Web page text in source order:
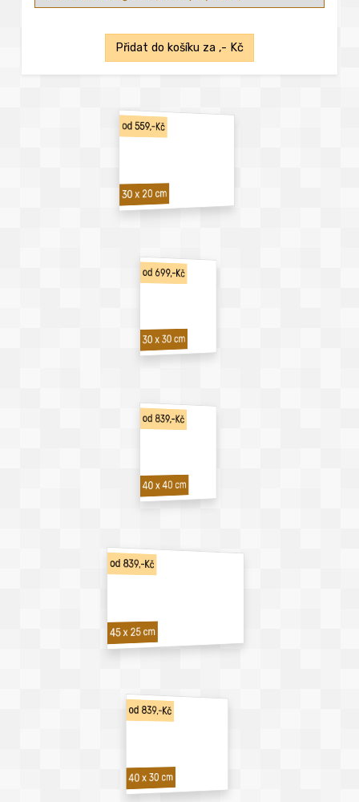
Přidat do košíku za ,- Kč
od 559,-Kč
30 x 20 cm
od 699,-Kč
30 x 30 cm
od 839,-Kč
40 x 40 cm
od 839,-Kč
45 x 25 cm
od 839,-Kč
40 x 30 cm